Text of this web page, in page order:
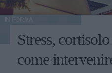
Stress,
come